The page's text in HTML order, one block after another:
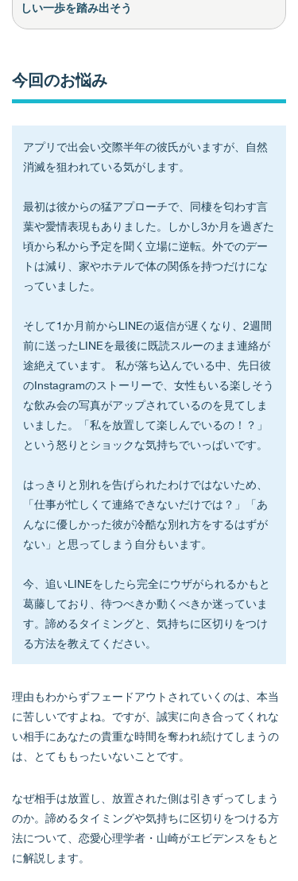
しい一歩を踏み出そう
今回のお悩み
アプリで出会い交際半年の彼氏がいますが、自然
消滅を狙われている気がします。
最初は彼からの猛アプローチで、同棲を匂わす言
葉や愛情表現もありました。しかし3か月を過ぎた
頃から私から予定を聞く立場に逆転。外でのデー
トは減り、家やホテルで体の関係を持つだけにな
っていました。
そして1か月前からLINEの返信が遅くなり、2週間
前に送ったLINEを最後に既読スルーのまま連絡が
途絶えています。 私が落ち込んでいる中、先日彼
のInstagramのストーリーで、女性もいる楽しそう
な飲み会の写真がアップされているのを見てしま
いました。「私を放置して楽しんでいるの！？」
という怒りとショックな気持ちでいっぱいです。
はっきりと別れを告げられたわけではないため、
「仕事が忙しくて連絡できないだけでは？」「あ
んなに優しかった彼が冷酷な別れ方をするはずが
ない」と思ってしまう自分もいます。
今、追いLINEをしたら完全にウザがられるかもと
葛藤しており、待つべきか動くべきか迷っていま
す。諦めるタイミングと、気持ちに区切りをつけ
る方法を教えてください。
理由もわからずフェードアウトされていくのは、本当
に苦しいですよね。ですが、誠実に向き合ってくれな
い相手にあなたの貴重な時間を奪われ続けてしまうの
は、とてももったいないことです。
なぜ相手は放置し、放置された側は引きずってしまう
のか。諦めるタイミングや気持ちに区切りをつける方
法について、恋愛心理学者・山崎がエビデンスをもと
に解説します。